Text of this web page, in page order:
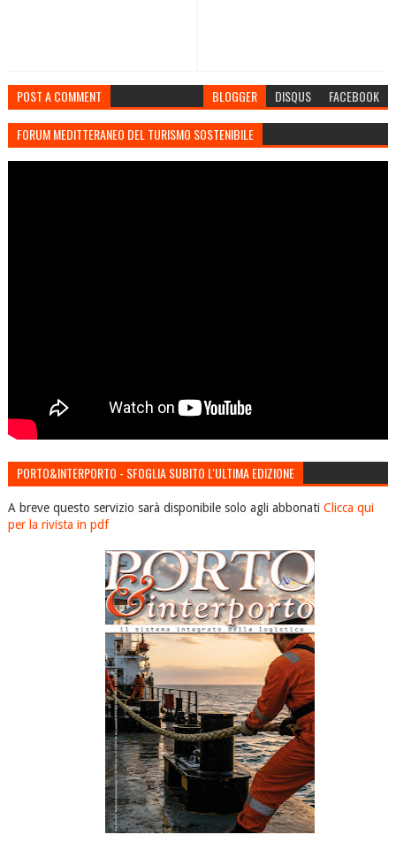
POST A COMMENT BLOGGER DISQUS FACEBOOK
FORUM MEDITTERANEO DEL TURISMO SOSTENIBILE
PORTO&INTERPORTO - SFOGLIA SUBITO L'ULTIMA EDIZIONE
A breve questo servizio sarà disponibile solo agli abbonati Clicca qui
per la rivista in pdf